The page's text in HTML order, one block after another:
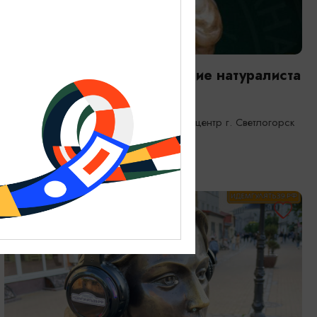
Янтарная каюта. Путешествие натуралиста
25.12.2025 - 31.12.2026
Светлогорск, Морской выставочный центр г. Светлогорск
ОТ 1200₽